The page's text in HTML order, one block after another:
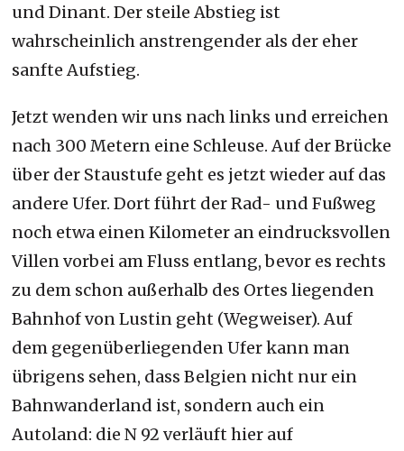
und Dinant. Der steile Abstieg ist
wahrscheinlich anstrengender als der eher
sanfte Aufstieg.
Jetzt wenden wir uns nach links und erreichen
nach 300 Metern eine Schleuse. Auf der Brücke
über der Staustufe geht es jetzt wieder auf das
andere Ufer. Dort führt der Rad- und Fußweg
noch etwa einen Kilometer an eindrucksvollen
Villen vorbei am Fluss entlang, bevor es rechts
zu dem schon außerhalb des Ortes liegenden
Bahnhof von Lustin geht (Wegweiser). Auf
dem gegenüberliegenden Ufer kann man
übrigens sehen, dass Belgien nicht nur ein
Bahnwanderland ist, sondern auch ein
Autoland: die N 92 verläuft hier auf